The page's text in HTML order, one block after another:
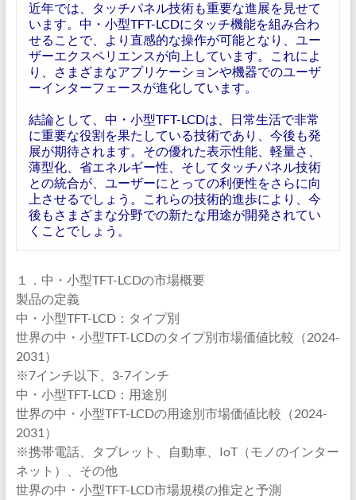
近年では、タッチパネル技術も重要な進展を見せて
います。中・小型TFT-LCDにタッチ機能を組み合わ
せることで、より直感的な操作が可能となり、ユー
ザーエクスペリエンスが向上しています。これによ
り、さまざまなアプリケーションや機器でのユーザ
ーインターフェースが進化しています。
結論として、中・小型TFT-LCDは、日常生活で非常
に重要な役割を果たしている技術であり、今後も発
展が期待されます。その優れた表示性能、軽量さ、
薄型化、省エネルギー性、そしてタッチパネル技術
との統合が、ユーザーにとっての利便性をさらに向
上させるでしょう。これらの技術的進歩により、今
後もさまざまな分野での新たな用途が開発されてい
くことでしょう。
１．中・小型TFT-LCDの市場概要
製品の定義
中・小型TFT-LCD：タイプ別
世界の中・小型TFT-LCDのタイプ別市場価値比較（2024-
2031）
※7インチ以下、3-7インチ
中・小型TFT-LCD：用途別
世界の中・小型TFT-LCDの用途別市場価値比較（2024-
2031）
※携帯電話、タブレット、自動車、IoT（モノのインター
ネット）、その他
世界の中・小型TFT-LCD市場規模の推定と予測